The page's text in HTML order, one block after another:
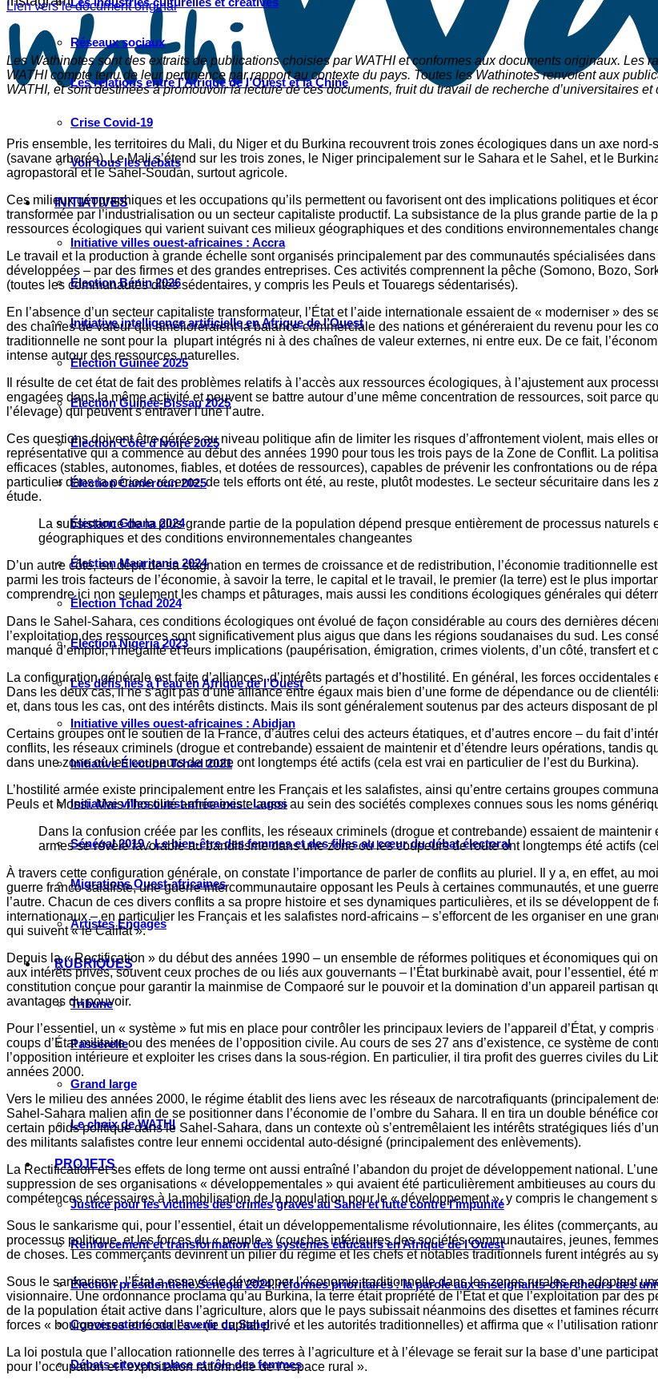
Réseaux sociaux
Les relations entre l’Afrique de l’Ouest et la Chine
Crise Covid-19
Voir tous les débats
INITIATIVES
Initiative villes ouest-africaines : Accra
Élection Bénin 2026
Initiative intelligence artificielle en Afrique de l’Ouest
Élection Guinée 2025
Élection Guinée-Bissau 2025
Élection Côte d’Ivoire 2025
Élection Cameroun 2025
Élection Ghana 2024
Élection Mauritanie 2024
Élection Tchad 2024
Election Nigéria 2023
Les défis liés à l’eau en Afrique de l’Ouest
Initiative villes ouest-africaines : Abidjan
Initiative Élection Tchad 2021
Initiative villes ouest-africaines : Lagos
Sénégal 2019 : Le bien-être des femmes et des filles au cœur du débat électoral
Migrations Ouest-africaines
Artistes Engagés
RUBRIQUES
Tribune
Passerelle
Grand large
Le choix de WATHI
PROJETS
Justice pour les victimes des crimes graves au Sahel et lutte contre l’impunité
Renforcement et transformation des systèmes éducatifs en Afrique de l’Ouest
Élection présidentielle Sénégal 2024, réformes prioritaires : la parole aux enseignants-chercheurs des
Conversations sur l’avenir du Sahel
Débats citoyens place et rôle des femmes
Lien vers le document original
Les Wathinotes sont des extraits de publications choisies par WATHI et conformes aux documents originaux. Les
WATHI compte tenu de leur pertinence par rapport au contexte du pays. Toutes les Wathinotes renvoient aux
WATHI, et sont destinées à promouvoir la lecture de ces documents, fruit du travail de recherche d’universitaires et
Pris ensemble, les territoires du Mali, du Niger et du Burkina recouvrent trois zones écologiques dans un axe
(savane arborée). Le Mali s’étend sur les trois zones, le Niger principalement sur le Sahara et le Sahel, et le
agropastoral et le Sahel-Soudan, surtout agricole.
Ces milieux géographiques et les occupations qu’ils permettent ou favorisent ont des implications politiques et
transformée par l’industrialisation ou un secteur capitaliste productif. La subsistance de la plus grande partie de
ressources écologiques qui varient suivant ces milieux géographiques et des conditions environnementales
Le travail et la production à grande échelle sont organisés principalement par des communautés spécialisées
développées – par des firmes et des grandes entreprises. Ces activités comprennent la pêche (Somono, Bozo,
(toutes les communautés dites sédentaires, y compris les Peuls et Touaregs sédentarisés).
En l’absence d’un secteur capitaliste transformateur, l’État et l’aide internationale essaient de « moderniser »
des chaînes de valeur qui amélioreraient la balance commerciale des nations et généreraient du revenu pour les
traditionnelle ne sont pour la plupart intégrés ni à des chaînes de valeur externes, ni entre eux. De ce fait,
intense autour des ressources naturelles.
Il résulte de cet état de fait des problèmes relatifs à l’accès aux ressources écologiques, à l’ajustement aux
engagées dans la même activité et peuvent se battre autour d’une même concentration de ressources, soit parce
l’élevage) qui peuvent s’entraver l’une l’autre.
Ces questions doivent être gérées au niveau politique afin de limiter les risques d’affrontement violent, mais elles
représentative qui a commencé au début des années 1990 pour tous les trois pays de la Zone de Conflit. La
efficaces (stables, autonomes, fiables, et dotées de ressources), capables de prévenir les confrontations ou de
particulier dans la période récente, de tels efforts ont été, au reste, plutôt modestes. Le secteur sécuritaire dans
étude.
La subsistance de la plus grande partie de la population dépend presque entièrement de processus
géographiques et des conditions environnementales changeantes
D’un autre côté, en dépit de sa stagnation en termes de croissance et de redistribution, l’économie traditionnelle
parmi les trois facteurs de l’économie, à savoir la terre, le capital et le travail, le premier (la terre) est le plus
comprendre ici non seulement les champs et pâturages, mais aussi les conditions écologiques générales qui
Dans le Sahel-Sahara, ces conditions écologiques ont évolué de façon considérable au cours des dernières
l’exploitation des ressources sont significativement plus aigus que dans les régions soudanaises du sud. Les
manqué d’emploi, l’inégalité et leurs implications (paupérisation, émigration, crimes violents, d’un côté, transfert
La configuration générale est faite d’alliances, d’intérêts partagés et d’hostilité. En général, les forces
Dans les deux cas, il ne s’agit pas d’une alliance entre égaux mais bien d’une forme de dépendance ou de
et, dans tous les cas, ont des intérêts distincts. Mais ils sont généralement soutenus par des acteurs disposant de
Certains groupes ont le soutien de la France, d’autres celui des acteurs étatiques, et d’autres encore – du fait
conflits, les réseaux criminels (drogue et contrebande) essaient de maintenir et d’étendre leurs opérations, tandis
dans une zone où les coupeurs de route ont longtemps été actifs (cela est vrai en particulier de l’est du Burkina).
L’hostilité armée existe principalement entre les Français et les salafistes, ainsi qu’entre certains groupes
Peuls et Mossi. Mais l’hostilité armée existe aussi au sein des sociétés complexes connues sous les noms
Dans la confusion créée par les conflits, les réseaux criminels (drogue et contrebande) essaient de
armes se révèle favorable au banditisme dans une zone où les coupeurs de route ont longtemps été actifs
À travers cette configuration générale, on constate l’importance de parler de conflits au pluriel. Il y a, en effet, au
guerre franco-salafiste, une guerre intercommunautaire opposant les Peuls à certaines communautés, et une
l’autre. Chacun de ces divers conflits a sa propre histoire et ses dynamiques particulières, et ils se développent
internationaux – en particulier les Français et les salafistes nord-africains – s’efforcent de les organiser en une
qui suivent « le Califat ».
Depuis la « Rectification » du début des années 1990 – un ensemble de réformes politiques et économiques qui
aux intérêts privés, souvent ceux proches de ou liés aux gouvernants – l’État burkinabè avait, pour l’essentiel,
constitution conçue pour garantir la mainmise de Compaoré sur le pouvoir et la domination d’un appareil partisan
avantages du pouvoir.
Pour l’essentiel, un « système » fut mis en place pour contrôler les principaux leviers de l’appareil d’État, y
coups d’État militaire ou des menées de l’opposition civile. Au cours de ses 27 ans d’existence, ce système de
l’opposition intérieure et exploiter les crises dans la sous-région. En particulier, il tira profit des guerres civiles du
années 2000.
Vers le milieu des années 2000, le régime établit des liens avec les réseaux de narcotrafiquants (principalement
Sahel-Sahara malien afin de se positionner dans l’économie de l’ombre du Sahara. Il en tira un double bénéfice
certain poids politique dans le Sahel-Sahara, dans un contexte où s’entremêlaient les intérêts stratégiques liés
des militants salafistes contre leur ennemi occidental auto-désigné (principalement des enlèvements).
La Rectification et ses effets de long terme ont aussi entraîné l’abandon du projet de développement national.
suppression de ses organisations « développementales » qui avaient été particulièrement ambitieuses au cours
compétences nécessaires à la mobilisation de la population pour le « développement », y compris le changement
Sous le sankarisme qui, pour l’essentiel, était un développementalisme révolutionnaire, les élites (commerçants,
processus politique, et les forces du « peuple » (couches inférieures des sociétés communautaires, jeunes,
de choses. Les commerçants devinrent un pilier du régime et les chefs et notables traditionnels furent intégrés au
Sous le sankarisme, l’État a essayé de développer l’économie traditionnelle dans les zones rurales en adoptant
visionnaire. Une ordonnance proclama qu’au Burkina, la terre était propriété de l’État et que l’exploitation par
de la population était active dans l’agriculture, alors que le pays subissait néanmoins des disettes et famines
forces « bourgeoises et féodales » (le capital privé et les autorités traditionnelles) et affirma que « l’utilisation
La loi postula que l’allocation rationnelle des terres à l’agriculture et à l’élevage se ferait sur la base d’une
pour l’occupation et l’exploitation rationnelle de l’espace rural ».